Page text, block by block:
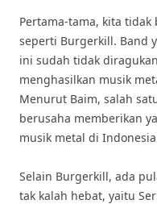
Pertama-tama, kita
seperti Burgerkill. Band
ini sudah tidak
menghasilkan musik
Menurut Baim, salah
berusaha memberikan
musik metal di
Selain Burgerkill, ada
tak kalah hebat, yaitu